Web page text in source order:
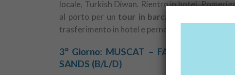
locale, Turkish Diwan. Rientro in hotel.
al porto per un tour in barca al tramonto
trasferimento in hotel e pernottamento. Cena
3° Giorno: MUSCAT – FABBRICA DI
SANDS (B/L/D)